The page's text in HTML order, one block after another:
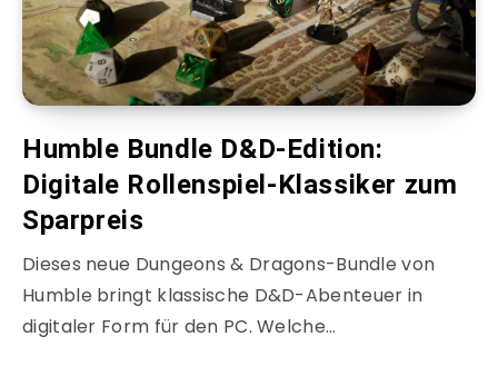
Humble Bundle D&D-Edition:
Digitale Rollenspiel-Klassiker zum
Sparpreis
Dieses neue Dungeons & Dragons-Bundle von
Humble bringt klassische D&D-Abenteuer in
digitaler Form für den PC. Welche…